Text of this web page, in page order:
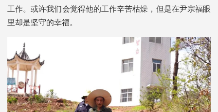
工作。或许我们会觉得他的工作辛苦枯燥，但是在尹宗福眼
里却是坚守的幸福。